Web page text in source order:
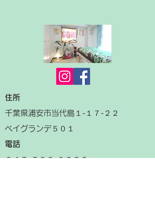
住所
千葉県浦安市当代島１-１７-２２
ベイグランデ５０１
電話
​０４７-７２３-０２２２